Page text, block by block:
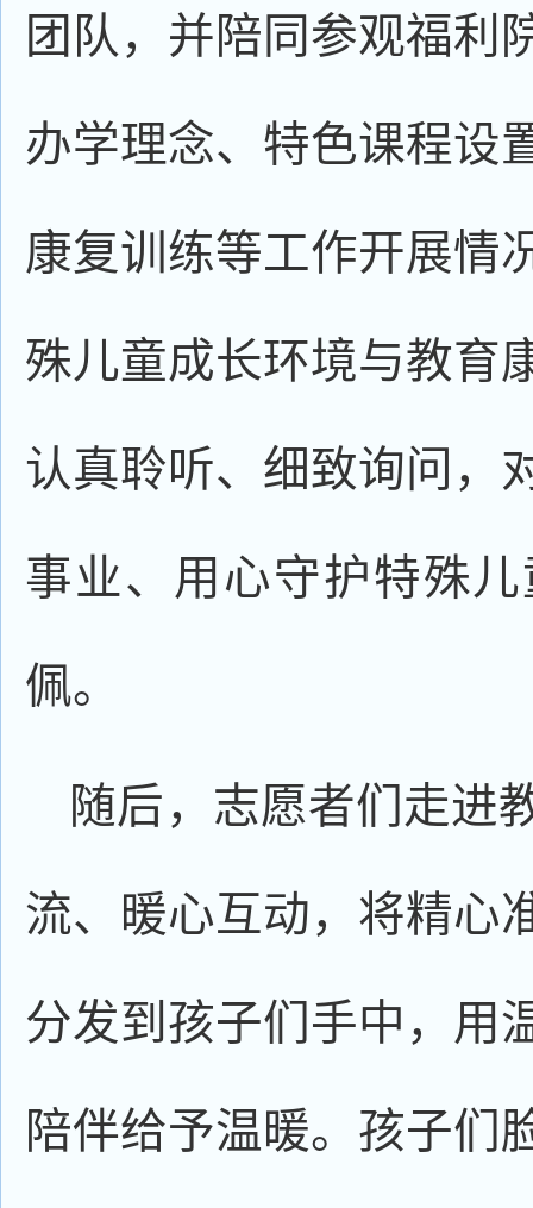
团队，并陪同参观福利
办学理念、特色课程设
康复训练等工作开展情
殊儿童成长环境与教育
认真聆听、细致询问，
事业、用心守护特殊
佩。
随后，志愿者们走进
流、暖心互动，将精心
分发到孩子们手中，用
陪伴给予温暖。孩子们